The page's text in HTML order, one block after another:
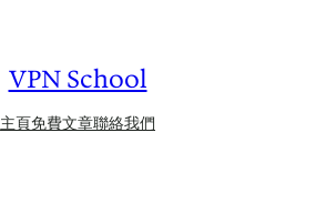
VPN School
主頁免費文章聯絡我們